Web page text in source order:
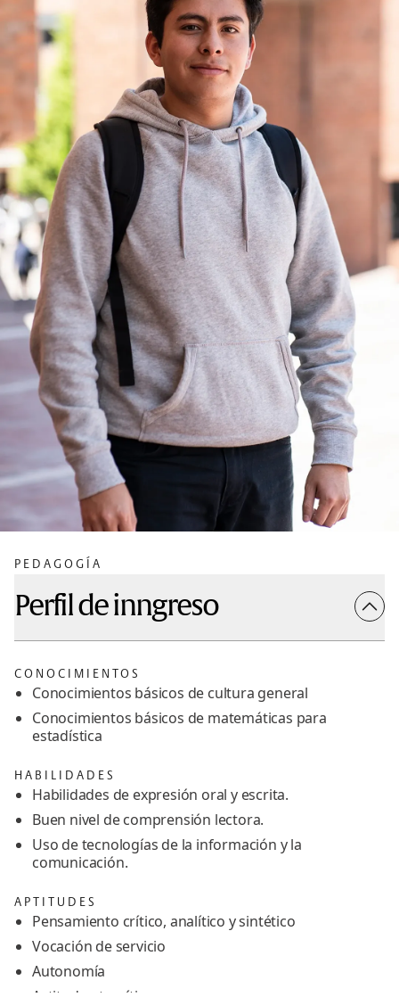
PEDAGOGÍA
Perfil de inngreso
CONOCIMIENTOS
Conocimientos básicos de cultura general
Conocimientos básicos de matemáticas para
estadística
HABILIDADES
Habilidades de expresión oral y escrita.
Buen nivel de comprensión lectora.
Uso de tecnologías de la información y la
comunicación.
APTITUDES
Pensamiento crítico, analítico y sintético
Vocación de servicio
Autonomía